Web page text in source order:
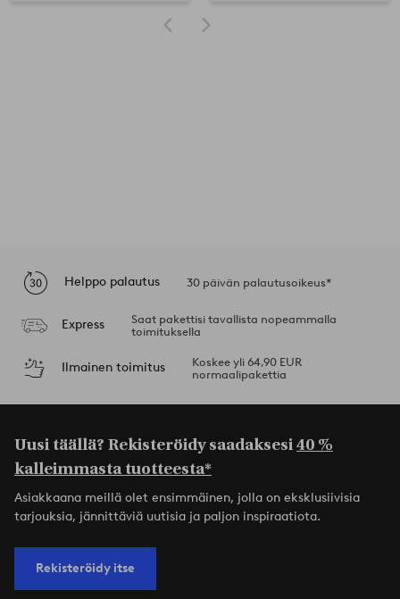
Helppo palautus 30 päivän palautusoikeus*
Express
Saat pakettisi tavallista nopeammalla
toimituksella
Ilmainen toimitus
Koskee yli 64,90 EUR
normaalipakettia
Uusi täällä? Rekisteröidy saadaksesi40 %
kalleimmasta tuotteesta*
Asiakkaana meillä olet ensimmäinen, jolla on eksklusiivisia
tarjouksia, jännittäviä uutisia ja paljon inspiraatiota.
Rekisteröidy itse